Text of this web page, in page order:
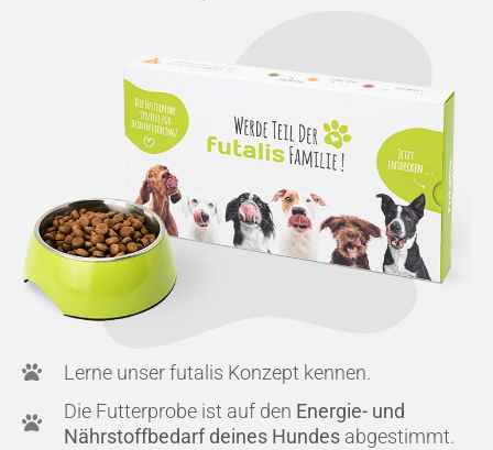
Lerne unser futalis Konzept kennen.
Die Futterprobe ist auf den Energie- und
Nährstoffbedarf deines Hundesabgestimmt.